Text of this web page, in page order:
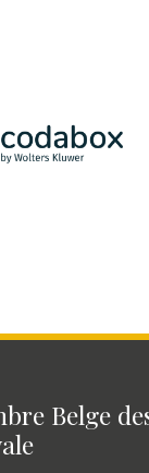
Belge